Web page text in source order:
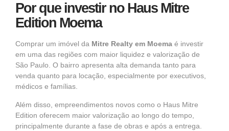
Por que investir no Haus Mitre
Edition Moema
Comprar um imóvel da Mitre Realty em Moema é investir
em uma das regiões com maior liquidez e valorização de
São Paulo . O bairro apresenta alta demanda tanto para
venda quanto para locação, especialmente por executivos,
médicos e famílias.
Além disso, empreendimentos novos como o Haus Mitre
Edition oferecem maior valorização ao longo do tempo,
principalmente durante a fase de obras e após a entrega.